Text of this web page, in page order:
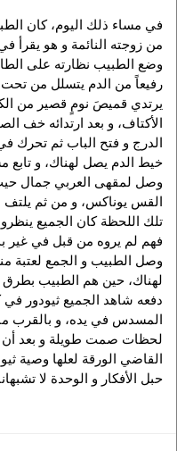
في مساء ذلك اليوم، كان
من زوجته النائمة و هو يقرأ
وضع الطبيب نظارته على
رفيعاً من الدم يتسلل من
يرتدي قميصَ نومٍ قصير من
الأكتاف، و بعد ارتدائه خف
الدرج و فتح الباب ثم تحرك
خيط الدم يصل لهناك، و تابع
وصل لمقهى العربي جمال
القس يوناكس، و من ثم
تلك اللحظة كان الجميع
فهم لم يروه من قبل في غير
وصل الطبيب و الجمع لعتبة
لهناك، حين هم الطبيب بطرق
دفعه شاهد الجميع ثيودور
المسدس في يده، و بالقرب
لحظات صمت طويلة و بعد أن
القاضي الورقة لعلها وصية
حبل الأفكار و الوحدة لا